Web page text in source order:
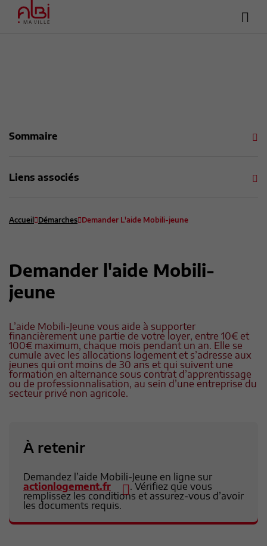
Sommaire
Liens associés
Accueil Démarches Demander L'aide Mobili-jeune
Demander l'aide Mobili-
jeune
L’aide Mobili-Jeune vous aide à supporter
financièrement une partie de votre loyer, entre 10€ et
100€ maximum, chaque mois pendant un an. Elle se
cumule avec les allocations logement et s’adresse aux
jeunes qui ont moins de 30 ans et qui suivent une
formation en alternance sous contrat d’apprentissage
ou de professionnalisation, au sein d’une entreprise du
secteur privé non agricole.
À retenir
Demandez l’aide Mobili-Jeune en ligne sur
actionlogement.fr
. Vérifiez que vous
remplissez les conditions et assurez-vous d’avoir
les documents requis.